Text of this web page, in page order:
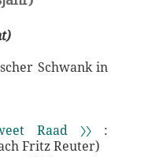
Schwank in
Raad 〉〉 :
Fritz Reuter)